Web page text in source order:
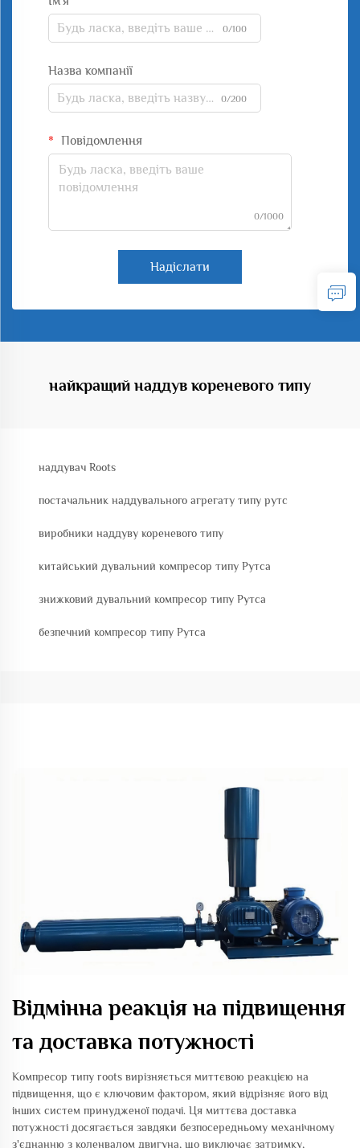
0/100
Назва компанії
0/200
Повідомлення
0/1000
Надіслати
найкращий наддув кореневого типу
наддувач Roots
постачальник наддувального агрегату типу рутс
виробники наддуву кореневого типу
китайський дувальний компресор типу Рутса
знижковий дувальний компресор типу Рутса
безпечний компресор типу Рутса
Відмінна реакція на підвищення
та доставка потужності
Компресор типу roots вирізняється миттєвою реакцією на
підвищення, що є ключовим фактором, який відрізняє його від
інших систем принудженої подачі. Ця миттєва доставка
потужності досягається завдяки безпосередньому механічному
з'єднанню з коленвалом двигуна, що виключає затримку,